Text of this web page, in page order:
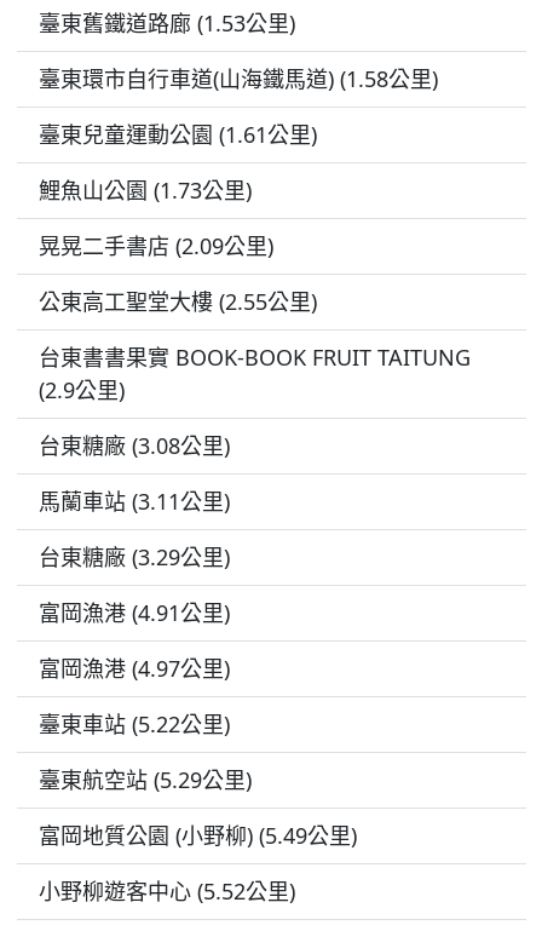
臺東舊鐵道路廊 (1.53公里)
臺東環市自行車道(山海鐵馬道) (1.58公里)
臺東兒童運動公園 (1.61公里)
鯉魚山公園 (1.73公里)
晃晃二手書店 (2.09公里)
公東高工聖堂大樓 (2.55公里)
台東書書果實 BOOK-BOOK FRUIT TAITUNG
(2.9公里)
台東糖廠 (3.08公里)
馬蘭車站 (3.11公里)
台東糖廠 (3.29公里)
富岡漁港 (4.91公里)
富岡漁港 (4.97公里)
臺東車站 (5.22公里)
臺東航空站 (5.29公里)
富岡地質公園 (小野柳) (5.49公里)
小野柳遊客中心 (5.52公里)